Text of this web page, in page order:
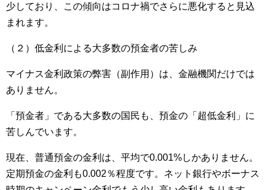
少しており、この傾向はコロナ禍でさらに悪化すると見込
まれます。
（２）低金利による大多数の預金者の苦しみ
マイナス金利政策の弊害（副作用）は、金融機関だけでは
ありません。
「預金者」である大多数の国民も、預金の「超低金利」に
苦しんでいます。
現在、普通預金の金利は、平均で0.001%しかありません。
定期預金の金利も0.002％程度です。ネット銀行やボーナス